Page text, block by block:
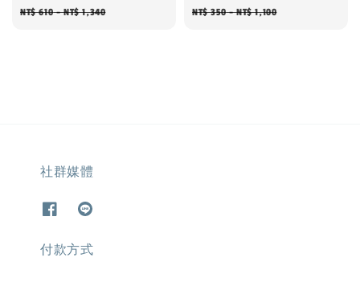
price
NT$ 610-NT$ 1,340
price
NT$ 350-NT$ 1,100
社群媒體
付款方式